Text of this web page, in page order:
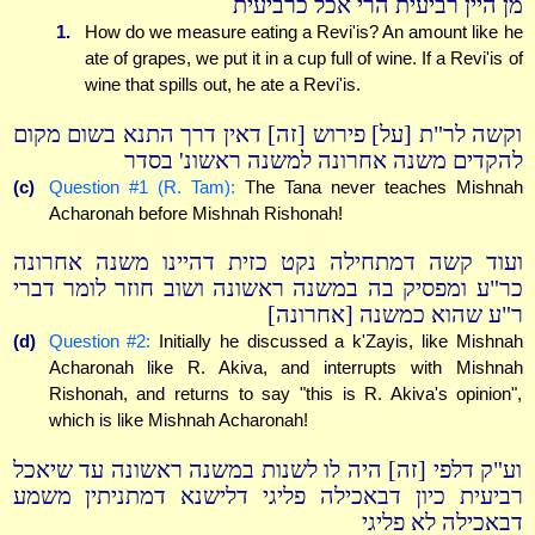
מן היין רביעית הרי אכל כרביעית
1.
How do we measure eating a Revi'is? An amount like he
ate of grapes, we put it in a cup full of wine. If a Revi'is of
wine that spills out, he ate a Revi'is.
וקשה לר"ת [על] פירוש [זה] דאין דרך התנא בשום מקום
להקדים משנה אחרונה למשנה ראשונ' בסדר
(c) Question #1 (R. Tam): The Tana never teaches Mishnah
Acharonah before Mishnah Rishonah!
ועוד קשה דמתחילה נקט כזית דהיינו משנה אחרונה
כר"ע ומפסיק בה במשנה ראשונה ושוב חוזר לומר דברי
ר"ע שהוא כמשנה [אחרונה]
(d) Question #2: Initially he discussed a k'Zayis, like Mishnah
Acharonah like R. Akiva, and interrupts with Mishnah
Rishonah, and returns to say "this is R. Akiva's opinion",
which is like Mishnah Acharonah!
וע"ק דלפי [זה] היה לו לשנות במשנה ראשונה עד שיאכל
רביעית כיון דבאכילה פליגי דלישנא דמתניתין משמע
דבאכילה לא פליגי